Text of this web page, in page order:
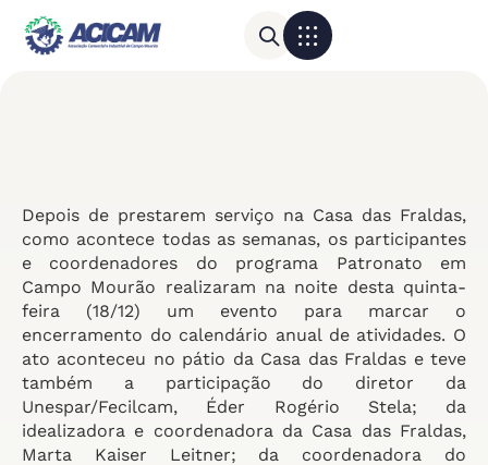
Depois de prestarem serviço na Casa das Fraldas,
como acontece todas as semanas, os participantes
e coordenadores do programa Patronato em
Campo Mourão realizaram na noite desta quinta-
feira (18/12) um evento para marcar o
encerramento do calendário anual de atividades. O
ato aconteceu no pátio da Casa das Fraldas e teve
também a participação do diretor da
Unespar/Fecilcam, Éder Rogério Stela; da
idealizadora e coordenadora da Casa das Fraldas,
Marta Kaiser Leitner; da coordenadora do